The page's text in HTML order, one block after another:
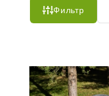
Фильтр